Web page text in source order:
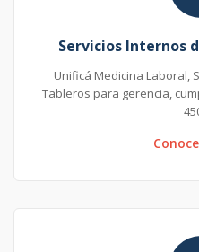
Servicios Internos
Unificá Medicina Laboral,
Tableros para gerencia,